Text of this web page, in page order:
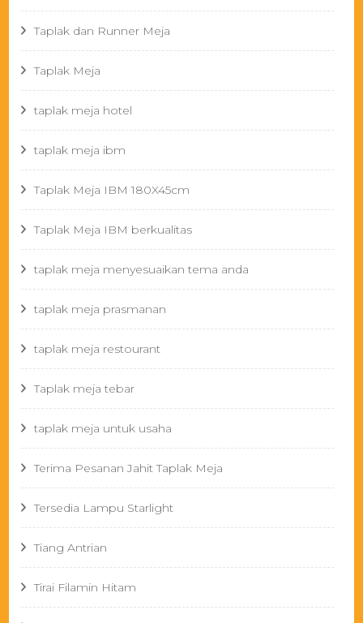
Taplak dan Runner Meja
Taplak Meja
taplak meja hotel
taplak meja ibm
Taplak Meja IBM 180X45cm
Taplak Meja IBM berkualitas
taplak meja menyesuaikan tema anda
taplak meja prasmanan
taplak meja restourant
Taplak meja tebar
taplak meja untuk usaha
Terima Pesanan Jahit Taplak Meja
Tersedia Lampu Starlight
Tiang Antrian
Tirai Filamin Hitam